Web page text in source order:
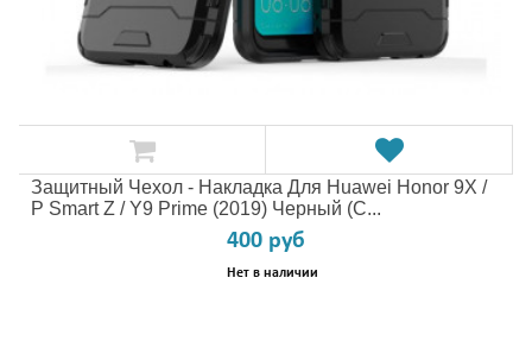
Защитный Чехол - Накладка Для Huawei Honor 9X /
P Smart Z / Y9 Prime (2019) Черный (с...
400 руб
Нет в наличии